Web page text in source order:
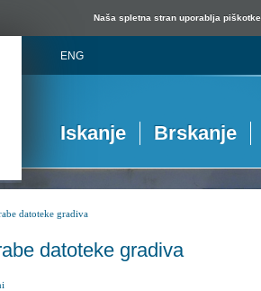
Naša spletna stran uporablja
ENG
Iskanje Brskanje
datoteke gradiva
datoteke gradiva